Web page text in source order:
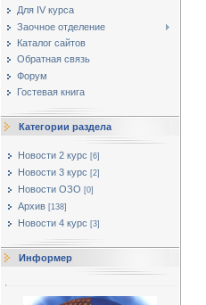
Для IV курса
Заочное отделение
Каталог сайтов
Обратная связь
Форум
Гостевая книга
Категории раздела
Новости 2 курс [6]
Новости 3 курс [2]
Новости ОЗО [0]
Архив [138]
Новости 4 курс [3]
Информер